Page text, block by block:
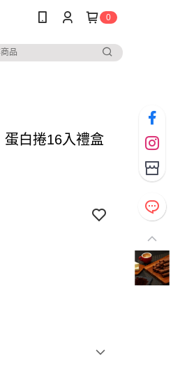
0
蛋白捲16入禮盒